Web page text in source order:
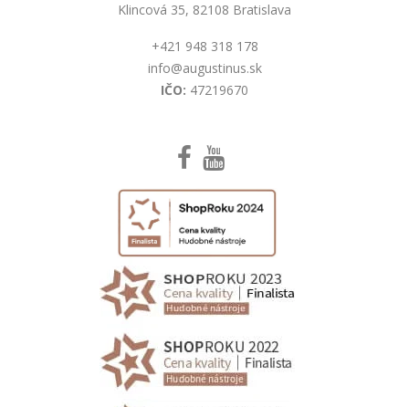
Klincová 35, 82108 Bratislava
+421 948 318 178
info@augustinus.sk
IČO: 47219670